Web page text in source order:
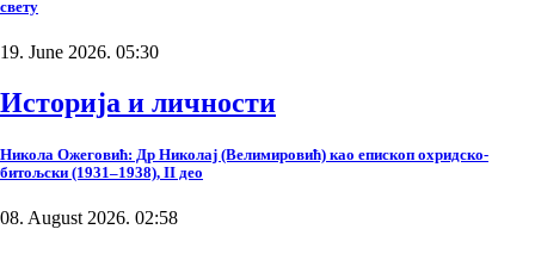
свету
19. June 2026. 05:30
Историја и личности
Никола Ожеговић: Др Николај (Велимировић) као епископ охридско-
битољски (1931–1938), II део
08. August 2026. 02:58